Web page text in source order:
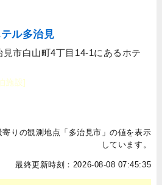
ル多治見
見市白山町4丁目14-1にあるホテ
施設]
りの観測地点「多治見市」の値を表示
しています。
最終更新時刻：2026-08-08 07:45:35